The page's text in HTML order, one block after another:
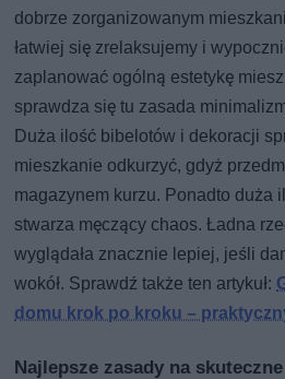
dobrze zorganizowanym
łatwiej się zrelaksujemy i
zaplanować ogólną estetykę
sprawdza się tu zasada
Duża ilość bibelotów i dekoracji
mieszkanie odkurzyć, gdyż
magazynem kurzu. Ponadto duża
stwarza męczący chaos. Ładna
wyglądała znacznie lepiej, jeśli
wokół. Sprawdź także ten artykuł:
domu krok po kroku –
Najlepsze zasady na